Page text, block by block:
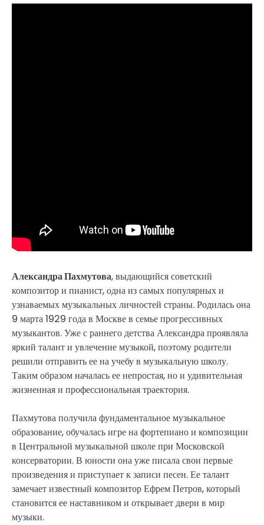
Александра Пахмутова, выдающийся советский
композитор и пианист, одна из самых популярных и
узнаваемых музыкальных личностей страны. Родилась она
9 марта 1929 года в Москве в семье прогрессивных
музыкантов. Уже с раннего детства Александра проявляла
яркий талант и увлечение музыкой, поэтому родители
решили отправить ее на учебу в музыкальную школу.
Таким образом началась ее непростая, но и удивительная
жизненная и профессиональная траектория.
Пахмутова получила фундаментальное музыкальное
образование, обучалась игре на фортепиано и композиции
в Центральной музыкальной школе при Московской
консерватории. В юности она уже писала свои первые
произведения и приступает к записи песен. Ее талант
замечает известный композитор Ефрем Петров, который
становится ее наставником и открывает двери в мир
музыки.